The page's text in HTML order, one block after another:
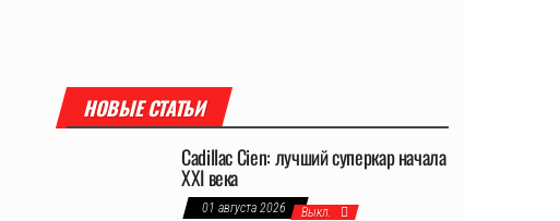
НОВЫЕ СТАТЬИ
Cadillac Cien: лучший суперкар начала
XXI века
01 августа 2026 Выкл.